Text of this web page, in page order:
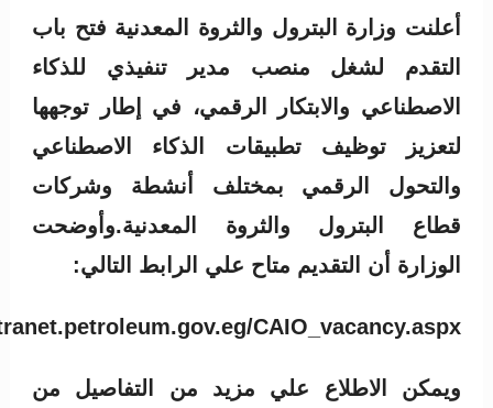
أعلنت وزارة البترول والثروة المعدنية فتح باب
التقدم لشغل منصب مدير تنفيذي للذكاء
الاصطناعي والابتكار الرقمي، في إطار توجهها
لتعزيز توظيف تطبيقات الذكاء الاصطناعي
والتحول الرقمي بمختلف أنشطة وشركات
قطاع البترول والثروة المعدنية.وأوضحت
الوزارة أن التقديم متاح علي الرابط التالي:
CAIO_vacancy.aspx
ويمكن الاطلاع علي مزيد من التفاصيل من